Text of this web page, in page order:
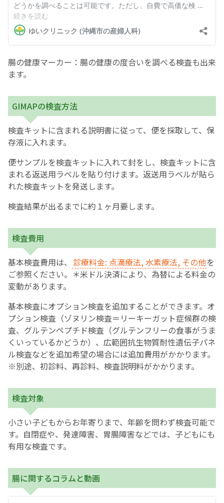
腸の健康マーカー：腸の健康の度合いを調べる検査も出来
ます。
GIMAPの検査方法
検査キットに含まれる説明書に従って、便を採取して、保
存液に入れます。
便サンプルを検査キットに入れて封をし、検査キットに含
まれる返送用ラベルを貼り付けます。返送用ラベルが貼ら
れた検査キットを発送します。
検査結果が出るまでに約１ヶ月要します。
検査費用
基本検査費用は、 診療料金: 点滴療法, 水素療法, その他を
ご参照ください。＊米ドル決済により、為替による料金の
変動があります。
基本検査にオプション検査を追加することができます。オ
プション検査（ゾヌリン検査＝リーキーガット症候群の検
査、グルテンペプチド検査（グルテンフリーの食事がうま
くいっているかどうか）、広範囲抗生物質耐性遺伝子パネ
ル検査などを追加希望の場合には追加費用がかかります。
※別途、初診料、再診料、検査説明料がかかります。
検査対象
小さい子どもからお年寄りまで、年齢を問わず検査可能で
す。自閉症や、発達障害、胃腸障害などでは、子どもにも
有用な検査です。
腸に関するコラムと動画